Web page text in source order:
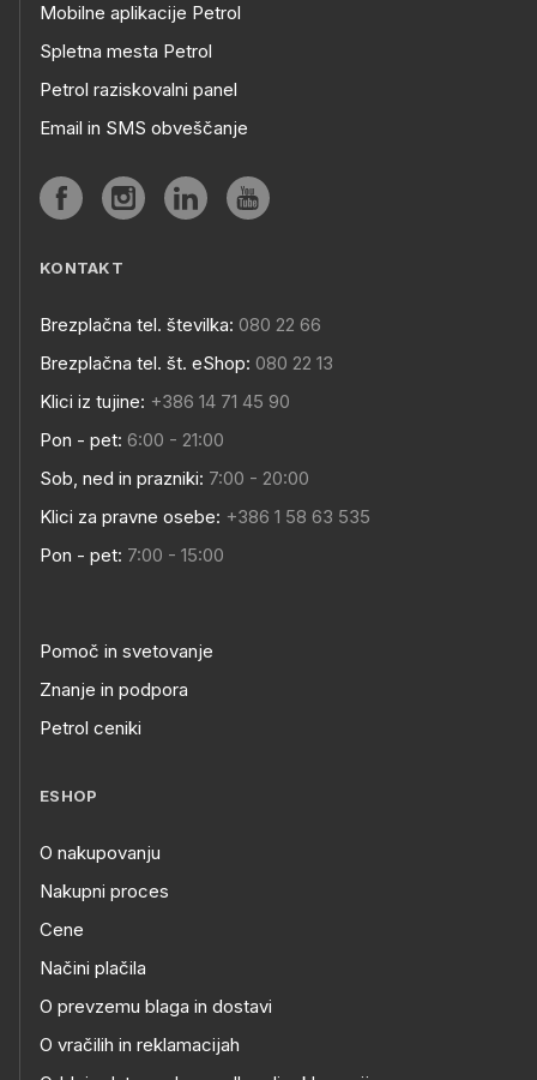
Mobilne aplikacije Petrol
Spletna mesta Petrol
Petrol raziskovalni panel
Email in SMS obveščanje
KONTAKT
Brezplačna tel. številka: 080 22 66
Brezplačna tel. št. eShop: 080 22 13
Klici iz tujine: +386 14 71 45 90
Pon - pet: 6:00 - 21:00
Sob, ned in prazniki: 7:00 - 20:00
Klici za pravne osebe: +386 1 58 63 535
Pon - pet: 7:00 - 15:00
Pomoč in svetovanje
Znanje in podpora
Petrol ceniki
ESHOP
O nakupovanju
Nakupni proces
Cene
Načini plačila
O prevzemu blaga in dostavi
O vračilih in reklamacijah